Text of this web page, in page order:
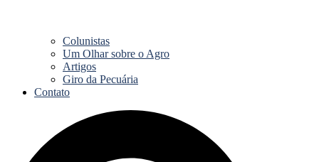
Colunistas
Um Olhar sobre o Agro
Artigos
Giro da Pecuária
Contato